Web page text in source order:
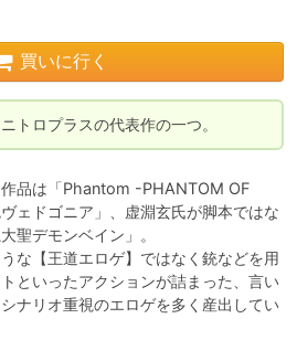
買いに行く
トロプラスの代表作の一つ。
品は「Phantom -PHANTOM OF
ェドゴニア」、虚淵玄氏が脚本ではな
聖デモンベイン」。
な【王道エロゲ】ではなく銃などを用
といったアクションが詰まった、言い
ナリオ重視のエロゲを多く産出してい